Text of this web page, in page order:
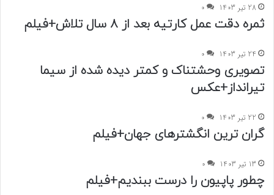
28 تیر 1403 0
ثمره دقت عمل کارتیه بعد از 8 سال تلاش+فیلم
24 تیر 1403 0
تصویری وحشتناک و کمتر دیده شده از سیما
تیرانداز+عکس
22 تیر 1403 0
گران ترین انگشترهای جهان+فیلم
13 تیر 1403 0
چطور پاپیون را درست ببندیم+فیلم